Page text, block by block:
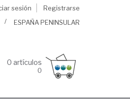
sesión
Registrarse
ESPAÑA PENINSULAR
0 artículos
0